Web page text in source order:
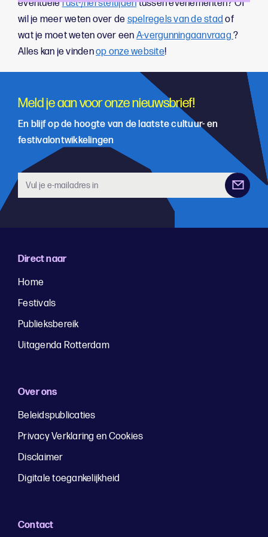
eventuelerust-/hersteltijdentussen evenementen? Of
wil je meer weten over de spelregels van de stad of
wat je moet weten over een A-vergunningaanvraag ?
Alles kan je vindenop onze website!
Meld je aan voor onze nieuwsbrief!
En blijf op de hoogte van de laatste cultuur- en
festivalontwikkelingen
Direct naar
Home
Festivals
Publieksbereik
Uitagenda Rotterdam
Over ons
Beleidspublicaties
Privacy Verklaring en Cookies
Disclaimer
Digitale toegankelijkheid
Contact